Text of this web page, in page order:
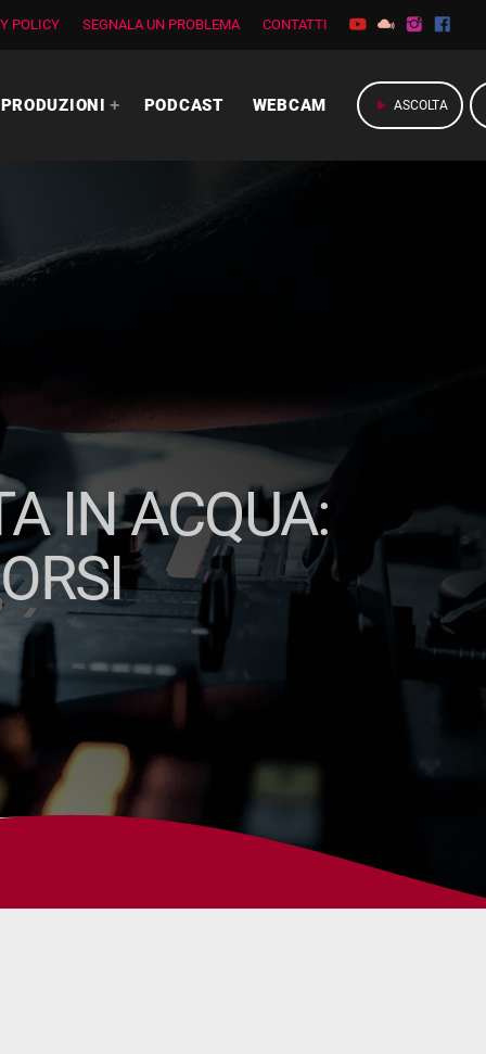
POLICY SEGNALA UN PROBLEMA CONTATTI
PRODUZIONI PODCAST WEBCAM play_arrow ASCOLTA
IN ACQUA: